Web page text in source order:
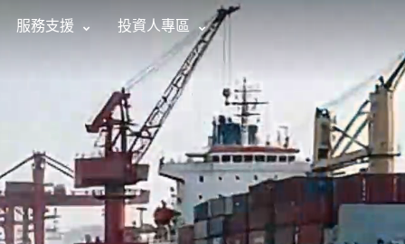
服務支援 投資人專區